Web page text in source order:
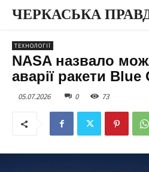
ЧЕРКАСЬКА
ТЕХНОЛОГІЇ
NASA назвало
аварії ракети
05.07.2026 0 73